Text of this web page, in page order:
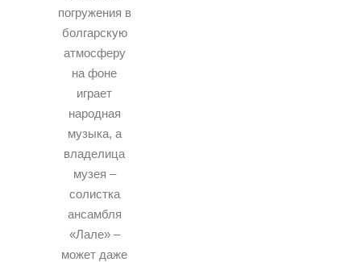
погружения в
болгарскую
атмосферу
на фоне
играет
народная
музыка, а
владелица
музея –
солистка
ансамбля
«Лале» –
может даже